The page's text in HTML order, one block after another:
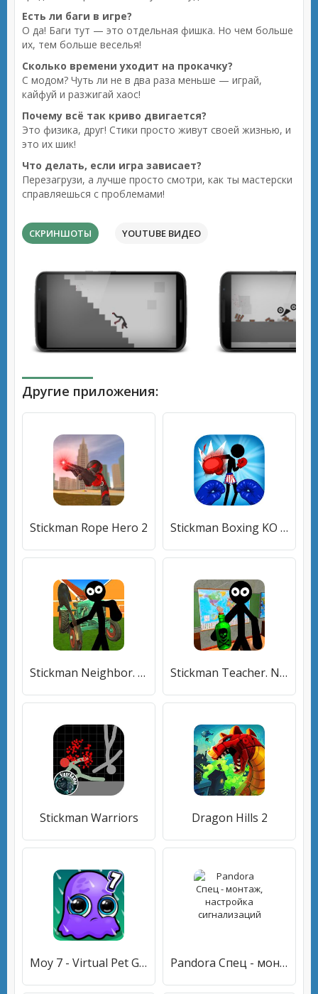
Есть ли баги в игре?
О да! Баги тут — это отдельная фишка. Но чем больше
их, тем больше веселья!
Сколько времени уходит на прокачку?
С модом? Чуть ли не в два раза меньше — играй,
кайфуй и разжигай хаос!
Почему всё так криво двигается?
Это физика, друг! Стики просто живут своей жизнью, и
это их шик!
Что делать, если игра зависает?
Перезагрузи, а лучше просто смотри, как ты мастерски
справляешься с проблемами!
СКРИНШОТЫ YOUTUBE ВИДЕО
Другие приложения:
Stickman Rope Hero 2 Stickman Boxing KO Champion
Stickman Neighbor. Scary Secret Stickman Teacher. Neighbor School Escape 3D
Stickman Warriors Dragon Hills 2
Moy 7 - Virtual Pet Game Pandora Спец - монтаж, настройка сигнализаций